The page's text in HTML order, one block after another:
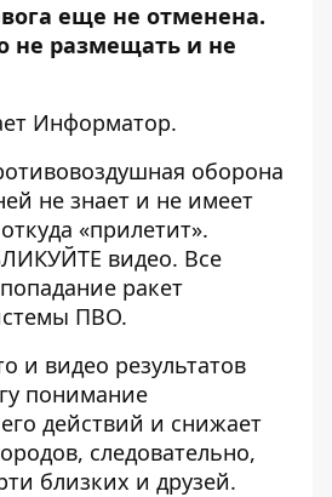
еще не отменена.
не размещать и не
Информатор.
оборона
не знает и не имеет
«прилетит».
видео. Все
ракет
ПВО.
и видео результатов
понимание
действий и снижает
следовательно,
близких и друзей.